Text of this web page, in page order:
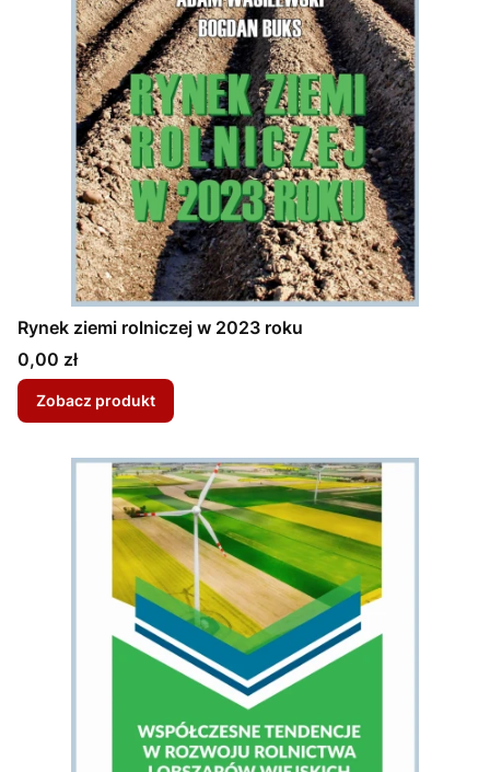
Rynek ziemi rolniczej w 2023 roku
Cena
0,00 zł
Zobacz produkt